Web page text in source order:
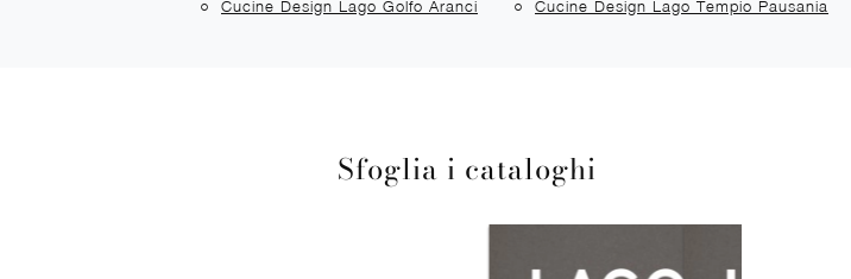
Cucine Design Lago Golfo Aranci Cucine Design Lago Tempio Pausania
Sfoglia i cataloghi